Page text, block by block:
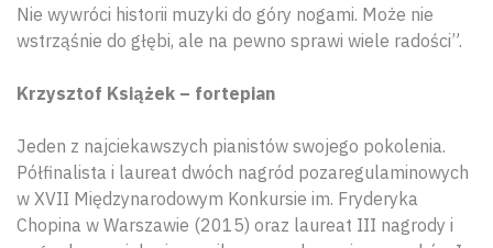
Nie wywróci historii muzyki do góry nogami. Może nie
wstrząśnie do głębi, ale na pewno sprawi wiele radości”.
Krzysztof Książek – fortepian
Jeden z najciekawszych pianistów swojego pokolenia.
Półfinalista i laureat dwóch nagród pozaregulaminowych
w XVII Międzynarodowym Konkursie im. Fryderyka
Chopina w Warszawie (2015) oraz laureat III nagrody i